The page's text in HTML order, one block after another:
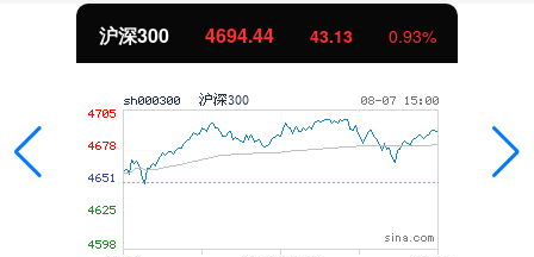
北证50 1134.24 11.37 1.01%